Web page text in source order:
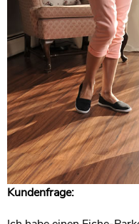
Kundenfrage: